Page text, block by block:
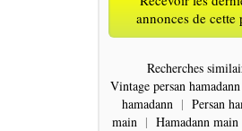
annonces de cette
Recherches
Vintage persan hamadann
hamadann | Persan
main | Hamadann main